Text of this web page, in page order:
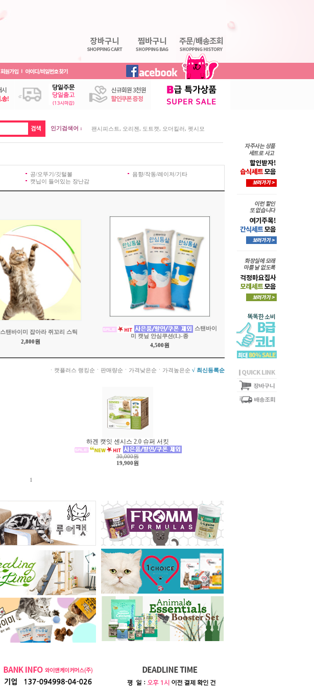
인기검색어 : 팬시피스트 오리젠 도트캣 오더킬러 펫시모
공/오뚜기/깃털볼
음향/작동/레이저/기타
캣닙이 들어있는 장난감
스탠바이미 잡아라 쥐꼬리 스틱
2,800원
스탠바이
미 캣닢 안심쿠션(L)-종
4,500원
ㆍ캣플러스 랭킹순 ㆍ 판매량순 ㆍ 가격낮은순 ㆍ 가격높은순 √ 최신등록순
하겐 캣잇 센시스 2.0 슈퍼 서킷
30,000원
19,900원
1